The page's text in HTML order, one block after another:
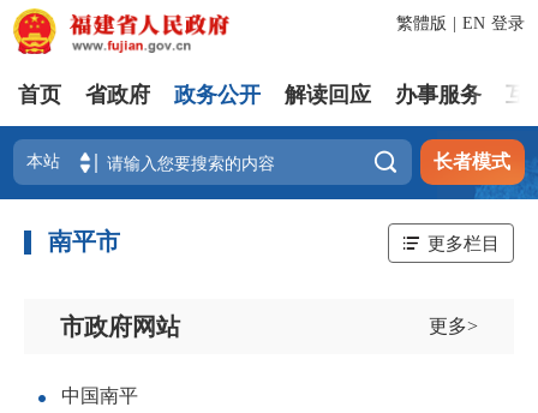
登录
繁體版 EN
首页 省政府 政务公开 解读回应 办事服务 互
 长者模式
南平市 更多栏目
更多>
市政府网站
中国南平